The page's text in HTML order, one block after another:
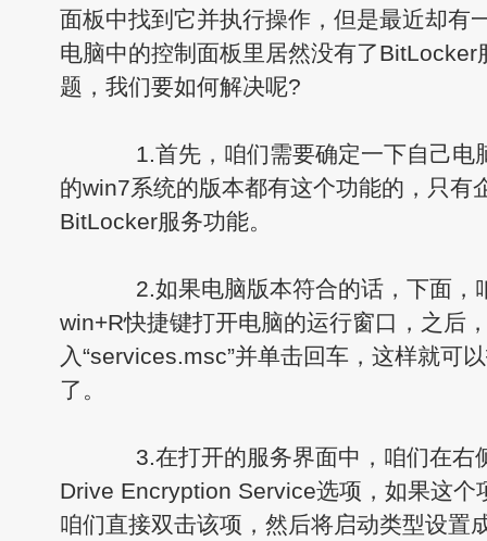
面板中找到它并执行操作，但是最近却有
电脑中的控制面板里居然没有了
题，我们要如何解决呢?
1.首先，咱们需要确定一下自己电
的win7系统的版本都有这个功能的，只有
BitLocker服务功能。
2.如果电脑版本符合的话，下面，
win+R快捷键打开电脑的运行窗口，之后
入“services.msc”并单击回车，这样就可
了。
3.在打开的服务界面中，咱们在右
Drive Encryption Service选项，如果这个
咱们直接双击该项，然后将启动类型设置